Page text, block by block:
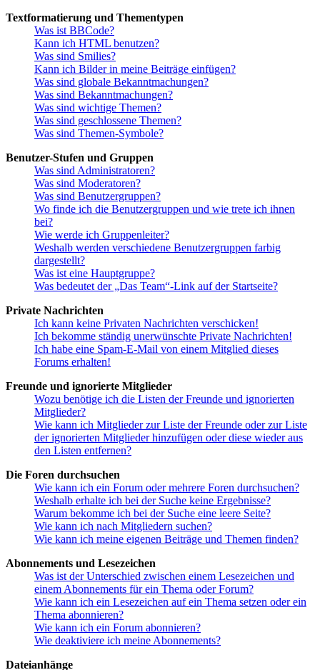
Textformatierung und Thementypen
Was ist BBCode?
Kann ich HTML benutzen?
Was sind Smilies?
Kann ich Bilder in meine Beiträge einfügen?
Was sind globale Bekanntmachungen?
Was sind Bekanntmachungen?
Was sind wichtige Themen?
Was sind geschlossene Themen?
Was sind Themen-Symbole?
Benutzer-Stufen und Gruppen
Was sind Administratoren?
Was sind Moderatoren?
Was sind Benutzergruppen?
Wo finde ich die Benutzergruppen und wie trete ich ihnen
bei?
Wie werde ich Gruppenleiter?
Weshalb werden verschiedene Benutzergruppen farbig
dargestellt?
Was ist eine Hauptgruppe?
Was bedeutet der „Das Team“-Link auf der Startseite?
Private Nachrichten
Ich kann keine Privaten Nachrichten verschicken!
Ich bekomme ständig unerwünschte Private Nachrichten!
Ich habe eine Spam-E-Mail von einem Mitglied dieses
Forums erhalten!
Freunde und ignorierte Mitglieder
Wozu benötige ich die Listen der Freunde und ignorierten
Mitglieder?
Wie kann ich Mitglieder zur Liste der Freunde oder zur Liste
der ignorierten Mitglieder hinzufügen oder diese wieder aus
den Listen entfernen?
Die Foren durchsuchen
Wie kann ich ein Forum oder mehrere Foren durchsuchen?
Weshalb erhalte ich bei der Suche keine Ergebnisse?
Warum bekomme ich bei der Suche eine leere Seite?
Wie kann ich nach Mitgliedern suchen?
Wie kann ich meine eigenen Beiträge und Themen finden?
Abonnements und Lesezeichen
Was ist der Unterschied zwischen einem Lesezeichen und
einem Abonnements für ein Thema oder Forum?
Wie kann ich ein Lesezeichen auf ein Thema setzen oder ein
Thema abonnieren?
Wie kann ich ein Forum abonnieren?
Wie deaktiviere ich meine Abonnements?
Dateianhänge